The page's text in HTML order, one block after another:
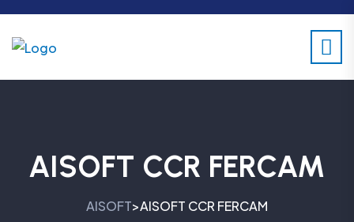
AISOFT CCR FERCAM
AISOFT>AISOFT CCR FERCAM